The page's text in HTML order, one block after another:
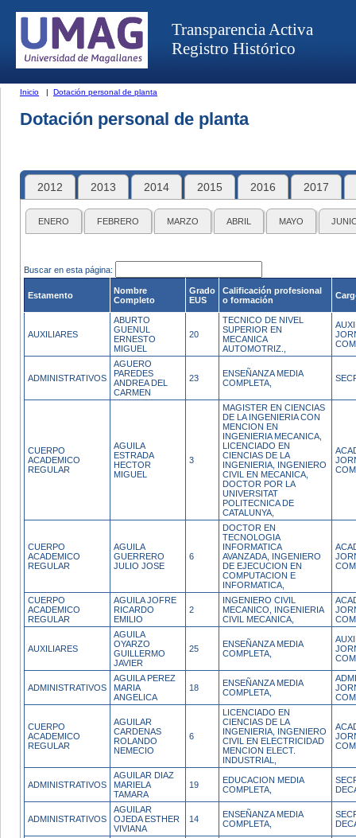
Transparencia Activa
Registro Histórico
Inicio | Dotación personal de planta
Dotación personal de planta
2012 2013 2014 2015 2016 2017
ENERO FEBRERO MARZO ABRIL MAYO
Buscar en esta página:
Estamento
Nombre
Completo
Grado
EUS
Calificación profesional
o formación
AUXILIARES
ABURTO
GUENUL
ERNESTO
MIGUEL
20
TECNICO DE NIVEL
SUPERIOR EN
MECANICA
AUTOMOTRIZ.,
ADMINISTRATIVOS
AGUERO
PAREDES
ANDREA DEL
CARMEN
23
ENSEÑANZA MEDIA
COMPLETA,
CUERPO
ACADEMICO
REGULAR
AGUILA
ESTRADA
HECTOR
MIGUEL
3
MAGISTER EN CIENCIAS
DE LA INGENIERIA CON
MENCION EN
INGENIERIA MECANICA,
LICENCIADO EN
CIENCIAS DE LA
INGENIERIA, INGENIERO
CIVIL EN MECANICA,
DOCTOR POR LA
UNIVERSITAT
POLITECNICA DE
CATALUNYA,
CUERPO
ACADEMICO
REGULAR
AGUILA
GUERRERO
JULIO JOSE
6
DOCTOR EN
TECNOLOGIA
INFORMATICA
AVANZADA, INGENIERO
DE EJECUCION EN
COMPUTACION E
INFORMATICA,
CUERPO
ACADEMICO
REGULAR
AGUILA JOFRE
RICARDO
EMILIO
2
INGENIERO CIVIL
MECANICO, INGENIERIA
CIVIL MECANICA,
AUXILIARES
AGUILA
OYARZO
GUILLERMO
JAVIER
25
ENSEÑANZA MEDIA
COMPLETA,
ADMINISTRATIVOS
AGUILA PEREZ
MARIA
ANGELICA
18
ENSEÑANZA MEDIA
COMPLETA,
CUERPO
ACADEMICO
REGULAR
AGUILAR
CARDENAS
ROLANDO
NEMECIO
6
LICENCIADO EN
CIENCIAS DE LA
INGENIERIA, INGENIERO
CIVIL EN ELECTRICIDAD
MENCION ELECT.
INDUSTRIAL,
ADMINISTRATIVOS
AGUILAR DIAZ
MARIELA
TAMARA
19
EDUCACION MEDIA
COMPLETA,
ADMINISTRATIVOS
AGUILAR
OJEDA ESTHER
VIVIANA
14
ENSEÑANZA MEDIA
COMPLETA,